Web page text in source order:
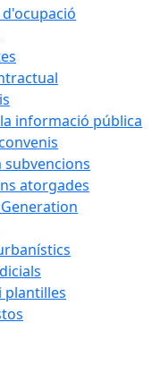
informació pública
atorgades
plantilles